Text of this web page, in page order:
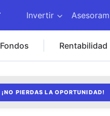
Invertir
Fondos Rentabilidad
¡NO PIERDAS LA OPORTUNIDAD!